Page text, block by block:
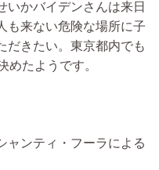
いかバイデンさんは来日
も来ない危険な場所に子
だきたい。東京都内でも
めたようです。
ャンティ・フーラによる